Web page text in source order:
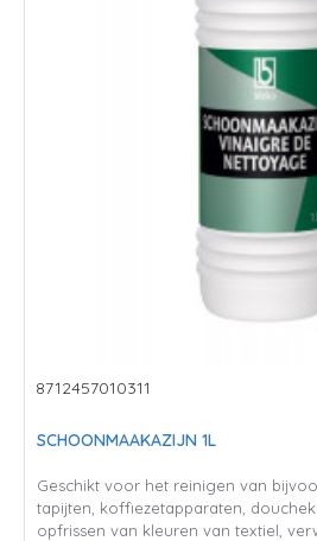
8712457010311
SCHOONMAAKAZIJN 1L
Geschikt voor het reinigen van
tapijten, koffiezetapparaten,
opfrissen van kleuren van textiel,